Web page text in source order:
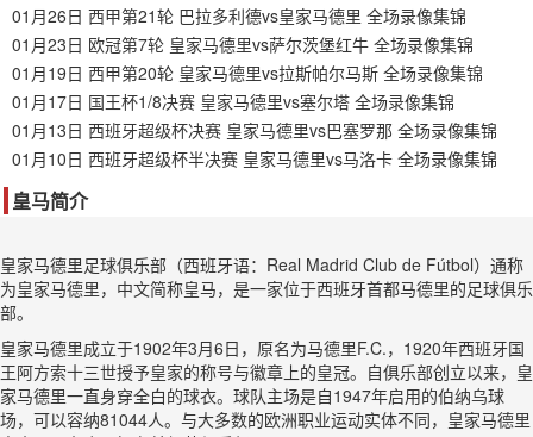
01月26日 西甲第21轮 巴拉多利德vs皇家马德里 全场录像集锦
01月23日 欧冠第7轮 皇家马德里vs萨尔茨堡红牛 全场录像集锦
01月19日 西甲第20轮 皇家马德里vs拉斯帕尔马斯 全场录像集锦
01月17日 国王杯1/8决赛 皇家马德里vs塞尔塔 全场录像集锦
01月13日 西班牙超级杯决赛 皇家马德里vs巴塞罗那 全场录像集锦
01月10日 西班牙超级杯半决赛 皇家马德里vs马洛卡 全场录像集锦
皇马简介
皇家马德里足球俱乐部（西班牙语：Real Madrid Club de Fútbol）通称
为皇家马德里，中文简称皇马，是一家位于西班牙首都马德里的足球俱乐
部。
皇家马德里成立于1902年3月6日，原名为马德里F.C.，1920年西班牙国
王阿方索十三世授予皇家的称号与徽章上的皇冠。自俱乐部创立以来，皇
家马德里一直身穿全白的球衣。球队主场是自1947年启用的伯纳乌球
场，可以容纳81044人。与大多数的欧洲职业运动实体不同，皇家马德里